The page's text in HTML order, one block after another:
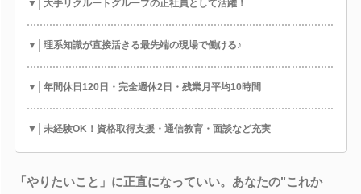
▼│大手リクルートグループの正社員として活躍！
▼│理系知識が直接活きる最先端の現場で働ける♪
▼│年間休日120日・完全週休2日・残業月平均10時間
▼│未経験OK！資格取得支援・通信教育・面談など充実
「やりたいこと」に正直になっていい。あなたの"これか